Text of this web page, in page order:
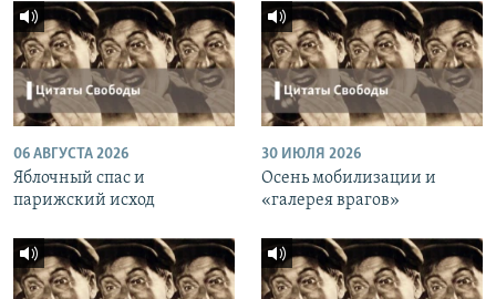
06 АВГУСТА 2026
Яблочный спас и
парижский исход
30 ИЮЛЯ 2026
Осень мобилизации и
«галерея врагов»